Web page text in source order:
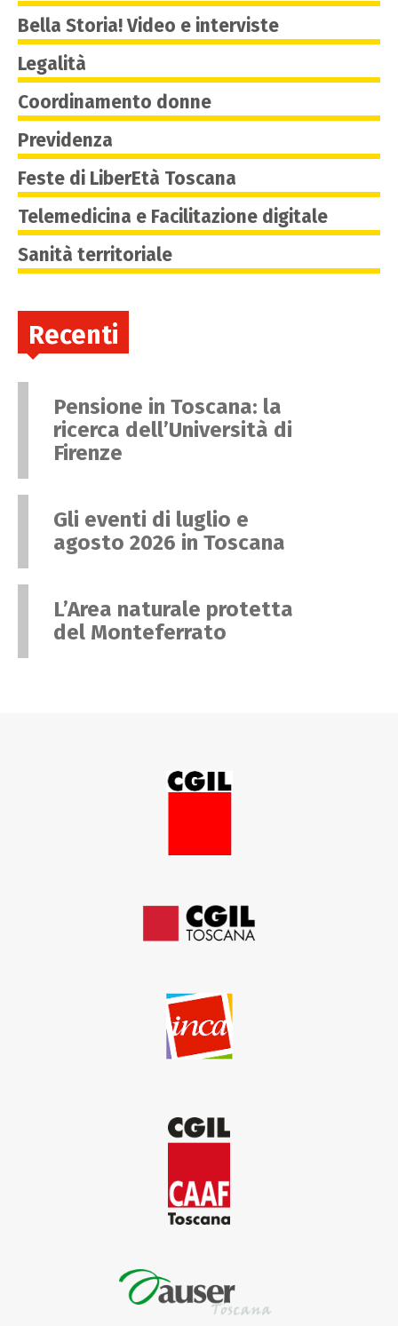
Bella Storia! Video e interviste
Legalità
Coordinamento donne
Previdenza
Feste di LiberEtà Toscana
Telemedicina e Facilitazione digitale
Sanità territoriale
Recenti
Pensione in Toscana: la
ricerca dell’Università di
Firenze
Gli eventi di luglio e
agosto 2026 in Toscana
L’Area naturale protetta
del Monteferrato